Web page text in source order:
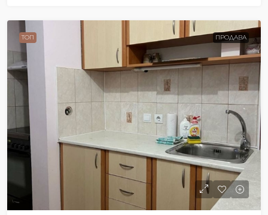
ТОП ПРОДАВА